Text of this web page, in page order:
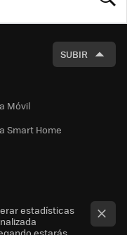
SUBIR
Móvil
Smart Home
estadísticas